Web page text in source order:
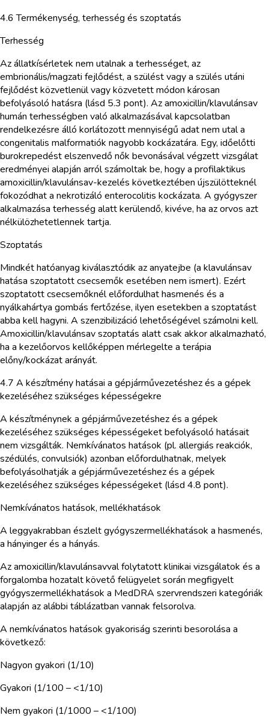
4.6 Termékenység, terhesség és szoptatás
Terhesség
Az állatkísérletek nem utalnak a terhességet, az
embrionális/magzati fejlődést, a szülést vagy a szülés utáni
fejlődést közvetlenül vagy közvetett módon károsan
befolyásoló hatásra (lásd 5.3 pont). Az amoxicillin/klavulánsav
humán terhességben való alkalmazásával kapcsolatban
rendelkezésre álló korlátozott mennyiségű adat nem utal a
congenitalis malformatiók nagyobb kockázatára. Egy, időelőtti
burokrepedést elszenvedő nők bevonásával végzett vizsgálat
eredményei alapján arról számoltak be, hogy a profilaktikus
amoxicillin/klavulánsav-kezelés következtében újszülötteknél
fokozódhat a nekrotizáló enterocolitis kockázata. A gyógyszer
alkalmazása terhesség alatt kerülendő, kivéve, ha az orvos azt
nélkülözhetetlennek tartja.
Szoptatás
Mindkét hatóanyag kiválasztódik az anyatejbe (a klavulánsav
hatása szoptatott csecsemők esetében nem ismert). Ezért
szoptatott csecsemőknél előfordulhat hasmenés és a
nyálkahártya gombás fertőzése, ilyen esetekben a szoptatást
abba kell hagyni. A szenzibilizáció lehetőségével számolni kell.
Amoxicillin/klavulánsav szoptatás alatt csak akkor alkalmazható,
ha a kezelőorvos kellőképpen mérlegelte a terápia
előny/kockázat arányát.
4.7 A készítmény hatásai a gépjárművezetéshez és a gépek
kezeléséhez szükséges képességekre
A készítménynek a gépjárművezetéshez és a gépek
kezeléséhez szükséges képességeket befolyásoló hatásait
nem vizsgálták. Nemkívánatos hatások (pl. allergiás reakciók,
szédülés, convulsiók) azonban előfordulhatnak, melyek
befolyásolhatják a gépjárművezetéshez és a gépek
kezeléséhez szükséges képességeket (lásd 4.8 pont).
Nemkívánatos hatások, mellékhatások
A leggyakrabban észlelt gyógyszermellékhatások a hasmenés,
a hányinger és a hányás.
Az amoxicillin/klavulánsavval folytatott klinikai vizsgálatok és a
forgalomba hozatalt követő felügyelet során megfigyelt
gyógyszermellékhatások a MedDRA szervrendszeri kategóriák
alapján az alábbi táblázatban vannak felsorolva.
A nemkívánatos hatások gyakoriság szerinti besorolása a
következő:
Nagyon gyakori (1/10)
Gyakori (1/100 – <1/10)
Nem gyakori (1/1000 – <1/100)